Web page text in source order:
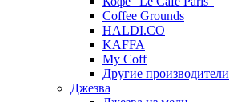
Coffee Grounds
HALDI.CO
KAFFA
My Coff
Другие производители
Джезва